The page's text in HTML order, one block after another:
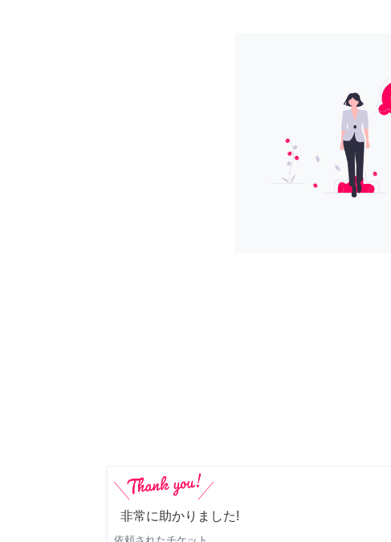
非常に助かりました!